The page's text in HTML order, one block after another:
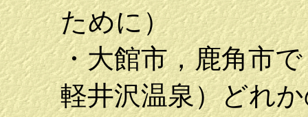
ために）
・大館市，鹿角市
軽井沢温泉）どれ